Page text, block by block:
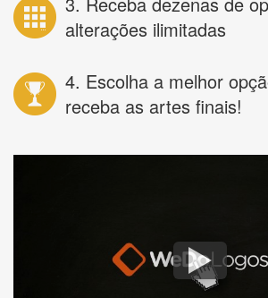
alterações ilimitadas
4. Escolha a melhor
receba as artes finais!